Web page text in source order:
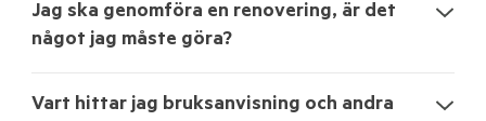
Jag ska genomföra en renovering, är det
något jag måste göra?
Vart hittar jag bruksanvisning och andra